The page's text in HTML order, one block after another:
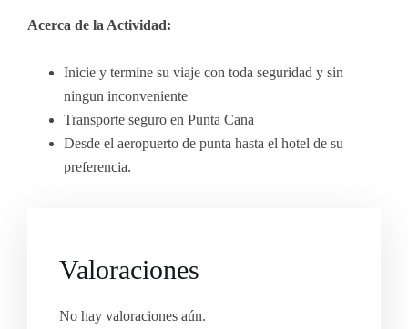
Acerca de la Actividad:
Inicie y termine su viaje con toda seguridad y sin
ningun inconveniente
Transporte seguro en Punta Cana
Desde el aeropuerto de punta hasta el hotel de su
preferencia.
Valoraciones
No hay valoraciones aún.